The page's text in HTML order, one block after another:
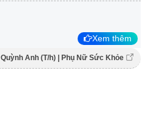
Xem thêm
Quỳnh Anh (T/h) | Phụ Nữ Sức Khỏe